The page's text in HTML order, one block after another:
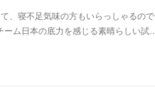
、寝不足気味の方もいらっしゃるので
ム日本の底力を感じる素晴らしい試…